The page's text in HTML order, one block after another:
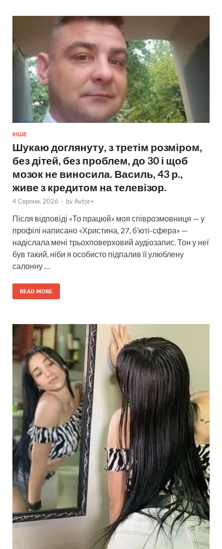
ІНШЕ
Шукаю доглянуту, з третім розміром,
без дітей, без проблем, до 30 і щоб
мозок не виносила. Василь, 43 р.,
живе з кредитом на телевізор.
4 Серпня, 2026 - byAvtor+
Після відповіді «То працюй» моя співрозмовниця — у
профілі написано «Христина, 27, б’юті-сфера» —
надіслала мені трьохповерховий аудіозапис. Тон у неї
був такий, ніби я особисто підпалив її улюблену
салонну …
READ MORE